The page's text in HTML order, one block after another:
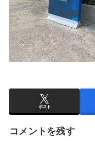
ポスト
コメントを残す